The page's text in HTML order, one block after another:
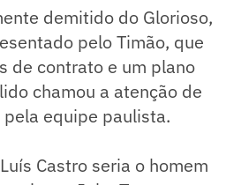
demitido do Glorioso,
pelo Timão, que
de contrato e um plano
chamou a atenção de
equipe paulista.
Castro seria o homem